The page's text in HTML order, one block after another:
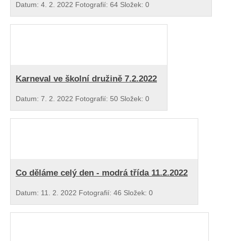
Datum: 4. 2. 2022 Fotografií: 64 Složek: 0
Karneval ve školní družině 7.2.2022
Datum: 7. 2. 2022 Fotografií: 50 Složek: 0
Co děláme celý den - modrá třída 11.2.2022
Datum: 11. 2. 2022 Fotografií: 46 Složek: 0